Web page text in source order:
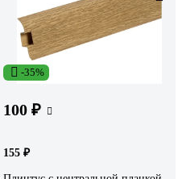
-35%
100 ₽
155 ₽